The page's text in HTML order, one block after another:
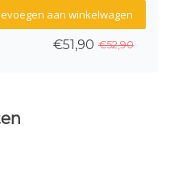
aan winkelwagen
€52,90
€51,90